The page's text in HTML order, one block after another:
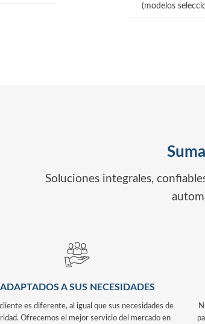
(modelos
Soluciones integrales,
ADAPTADOS A SUS NECESIDADES
es diferente, al igual que sus necesidades de
Ofrecemos el mejor servicio del mercado en